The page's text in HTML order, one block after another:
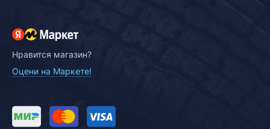
Нравится магазин?
Оцени на Маркете!